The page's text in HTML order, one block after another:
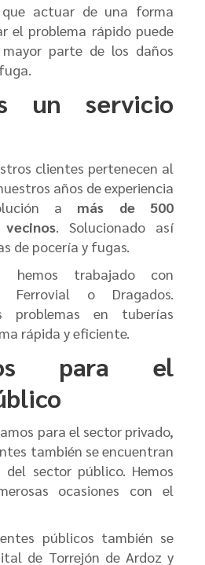
actuar de una forma
el problema rápido puede
parte de los daños
un servicio
clientes pertenecen al
años de experiencia
a más de 500
. Solucionado así
de pocería y fugas.
hemos trabajado con
Ferrovial o Dragados.
problemas en tuberías
rápida y eficiente.
para el
para el sector privado,
también se encuentran
del sector público. Hemos
ocasiones con el
públicos también se
de Torrejón de Ardoz y